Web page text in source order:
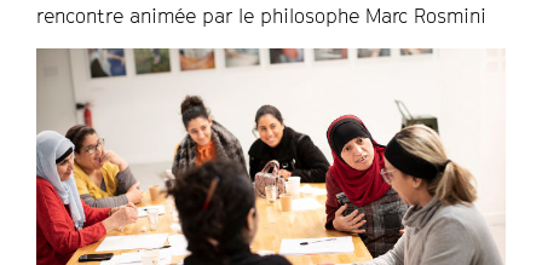
rencontre animée par le philosophe Marc Rosmini